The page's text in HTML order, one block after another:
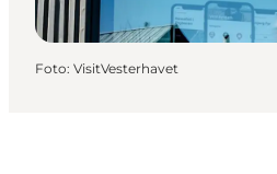
Foto: VisitVesterhavet